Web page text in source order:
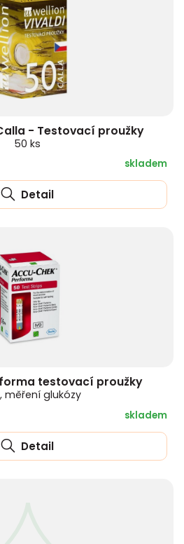
- Testovací proužky
50 ks
skladem
Detail
testovací proužky
měření glukózy
skladem
Detail